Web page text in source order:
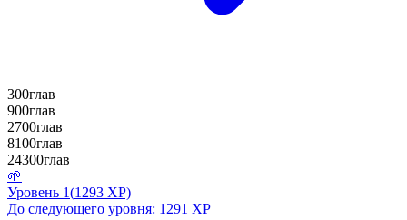
300глав
900глав
2700глав
8100глав
24300глав
🌱
Уровень 1(1293 XP)
До следующего уровня: 1291 XP